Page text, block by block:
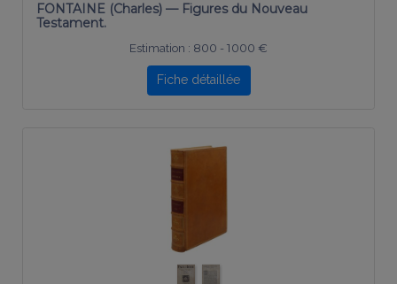
FONTAINE (Charles) — Figures du Nouveau
Testament.
Estimation : 800 - 1000 €
Fiche détaillée